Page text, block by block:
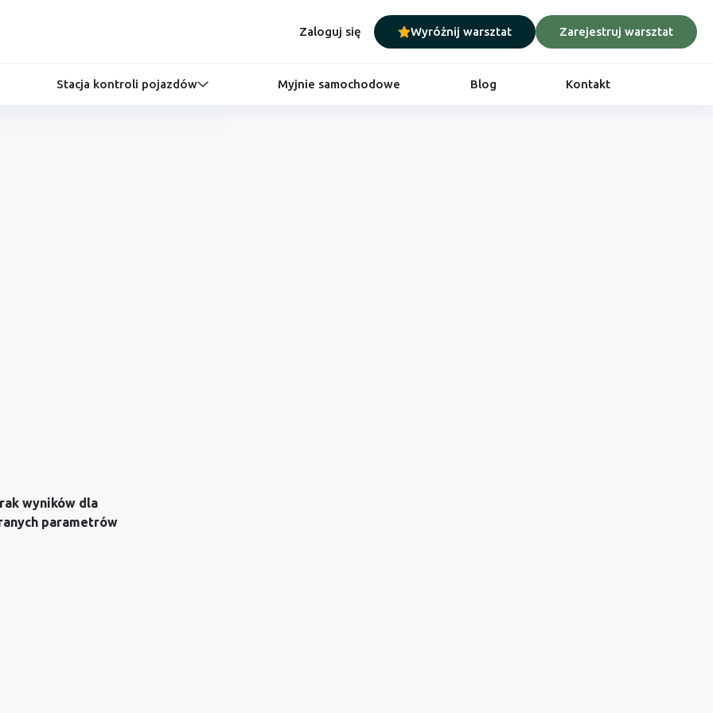
Zaloguj się Wyróżnij warsztat Zarejestruj warsztat
Stacja kontroli pojazdów Myjnie samochodowe Blog Kontakt
wyników dla
parametrów